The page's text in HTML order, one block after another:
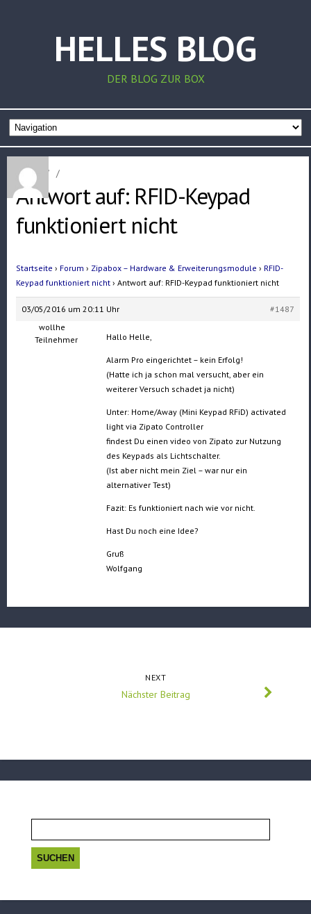
HELLES BLOG
DER BLOG ZUR BOX
Home / /
Antwort auf: RFID-Keypad
funktioniert nicht
Startseite › Forum › Zipabox – Hardware & Erweiterungsmodule › RFID-
Keypad funktioniert nicht › Antwort auf: RFID-Keypad funktioniert nicht
03/05/2016 um 20:11 Uhr
#1487
wollhe
Teilnehmer
Hallo Helle,
Alarm Pro eingerichtet – kein Erfolg!
(Hatte ich ja schon mal versucht, aber ein
weiterer Versuch schadet ja nicht)
Unter: Home/Away (Mini Keypad RFiD) activated
light via Zipato Controller
findest Du einen video von Zipato zur Nutzung
des Keypads als Lichtschalter.
(Ist aber nicht mein Ziel – war nur ein
alternativer Test)
Fazit: Es funktioniert nach wie vor nicht.
Hast Du noch eine Idee?
Gruß
Wolfgang
NEXT
Nächster Beitrag